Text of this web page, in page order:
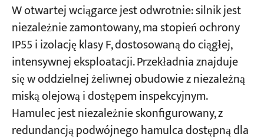
W otwartej wciągarce jest odwrotnie: silnik jest
niezależnie zamontowany, ma stopień ochrony
IP55 i izolację klasy F, dostosowaną do ciągłej,
intensywnej eksploatacji. Przekładnia znajduje
się w oddzielnej żeliwnej obudowie z niezależną
miską olejową i dostępem inspekcyjnym.
Hamulec jest niezależnie skonfigurowany, z
redundancją podwójnego hamulca dostępną dla